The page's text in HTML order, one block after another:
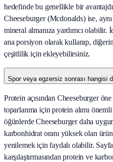
hedefinde bu genellikle bir
Cheeseburger (Mcdonalds) ise,
mineral almanıza yardımcı
ana porsiyon olarak kullanıp,
çeşitlilik için ekleyebilirsiniz.
Spor veya egzersiz sonrası hangisi
Protein açısından Cheeseburger
toparlanma için protein alımı
öğünlerde Cheeseburger daha
karbonhidrat oranı yüksek olan
yenilemek için faydalı olabilir.
karşılaştırmasından protein ve